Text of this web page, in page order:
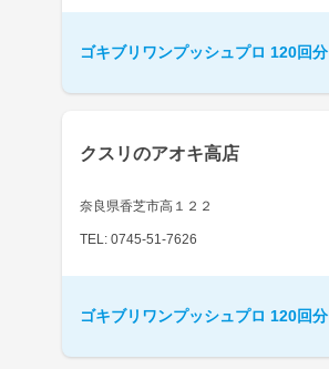
ゴキブリワンプッシュプロ 120回分
クスリのアオキ高店
奈良県香芝市高１２２
TEL: 0745-51-7626
ゴキブリワンプッシュプロ 120回分